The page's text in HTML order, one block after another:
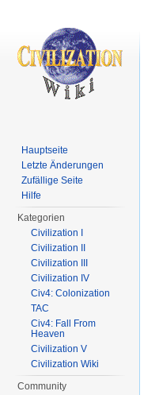
Hauptseite
Letzte Änderungen
Zufällige Seite
Hilfe
Kategorien
Civilization I
Civilization II
Civilization III
Civilization IV
Civ4: Colonization
TAC
Civ4: Fall From
Heaven
Civilization V
Civilization Wiki
Community